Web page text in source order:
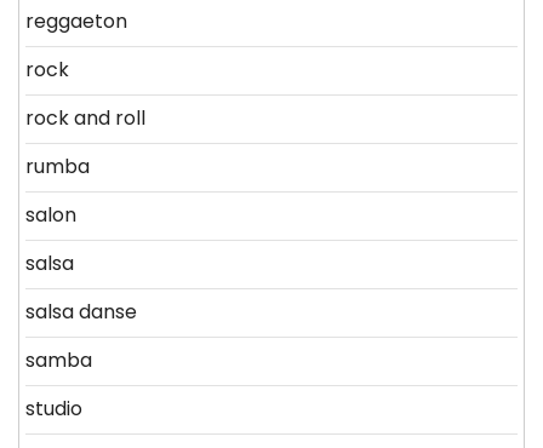
reggaeton
rock
rock and roll
rumba
salon
salsa
salsa danse
samba
studio